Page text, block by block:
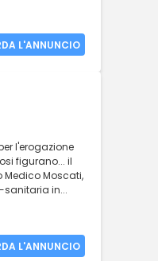
L'ANNUNCIO
l'erogazione
figurano... il
Medico Moscati,
sanitaria in...
L'ANNUNCIO